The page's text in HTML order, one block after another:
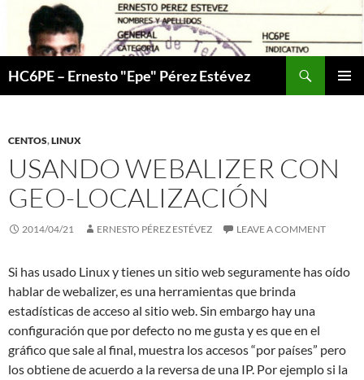
content
HC6PE – Ernesto "Epe" Pérez Estévez
CENTOS,LINUX
USANDO WEBALIZER CON
GEO-LOCALIZACIÓN
2014/04/21 ERNESTO PÉREZ ESTÉVEZ LEAVE A COMMENT
Si has usado Linux y tienes un sitio web seguramente has oído
hablar de webalizer, es una herramientas que brinda
estadísticas de acceso al sitio web. Sin embargo hay una
configuración que por defecto no me gusta y es que en el
gráfico que sale al final, muestra los accesos “por países” pero
los obtiene de acuerdo a la reversa de una IP. Por ejemplo si la